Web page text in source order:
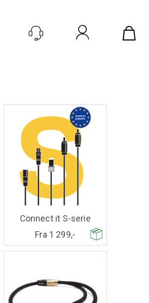
Connect it S-serie
Fra 1 299,-